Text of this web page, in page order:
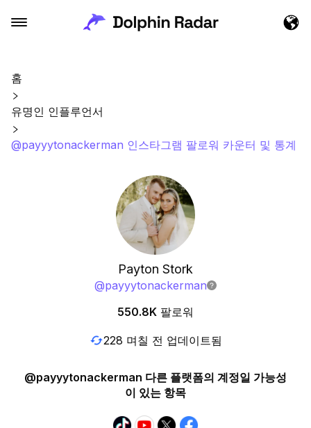
홈
유명인 인플루언서
@payyytonackerman 인스타그램 팔로워 카운터 및 통계
Payton Stork
@payyytonackerman
550.8K 팔로워
228 며칠 전 업데이트됨
@payyytonackerman 다른 플랫폼의 계정일 가능성
이 있는 항목